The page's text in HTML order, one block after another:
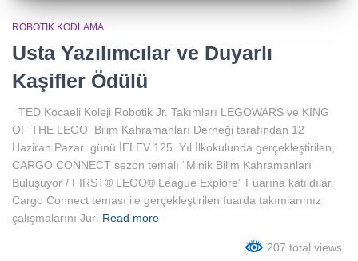
ROBOTIK KODLAMA
Usta Yazılımcılar ve Duyarlı
Kaşifler Ödülü
TED Kocaeli Koleji Robotik Jr. Takımları LEGOWARS ve KING
OF THE LEGO Bilim Kahramanları Derneği tarafından 12
Haziran Pazar günü İELEV 125. Yıl İlkokulunda gerçekleştirilen,
CARGO CONNECT sezon temalı “Minik Bilim Kahramanları
Buluşuyor / FIRST® LEGO® League Explore” Fuarına katıldılar.
Cargo Connect teması ile gerçekleştirilen fuarda takımlarımız
çalışmalarını Juri Read more
207 total views